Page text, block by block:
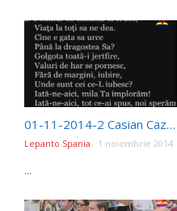
01-11-2014-2 Casian Cazan
Lepanto Spania 1 noiembrie 2014
...